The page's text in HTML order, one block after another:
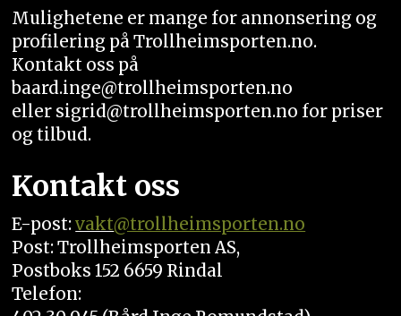
Mulighetene er mange for annonsering og
profilering på Trollheimsporten.no.
Kontakt oss på
baard.inge@trollheimsporten.no
eller sigrid@trollheimsporten.no for priser
og tilbud.
Kontakt oss
E-post:vakt@trollheimsporten.no
Post: Trollheimsporten AS,
Postboks 152 6659 Rindal
Telefon: